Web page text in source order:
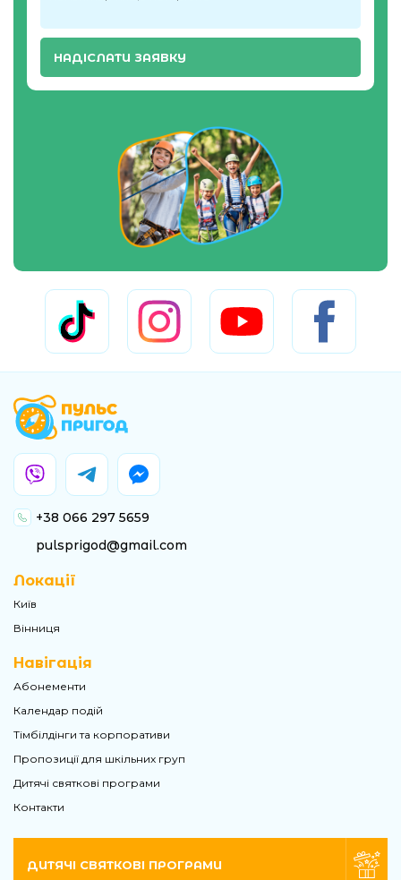
+38 066 297 5659
pulsprigod@gmail.com
Локації
Київ
Вінниця
Навігація
Абонементи
Календар подій
Тімбілдінги та корпоративи
Пропозиції для шкільних груп
Дитячі святкові програми
Контакти
ДИТЯЧІ СВЯТКОВІ ПРОГРАМИ